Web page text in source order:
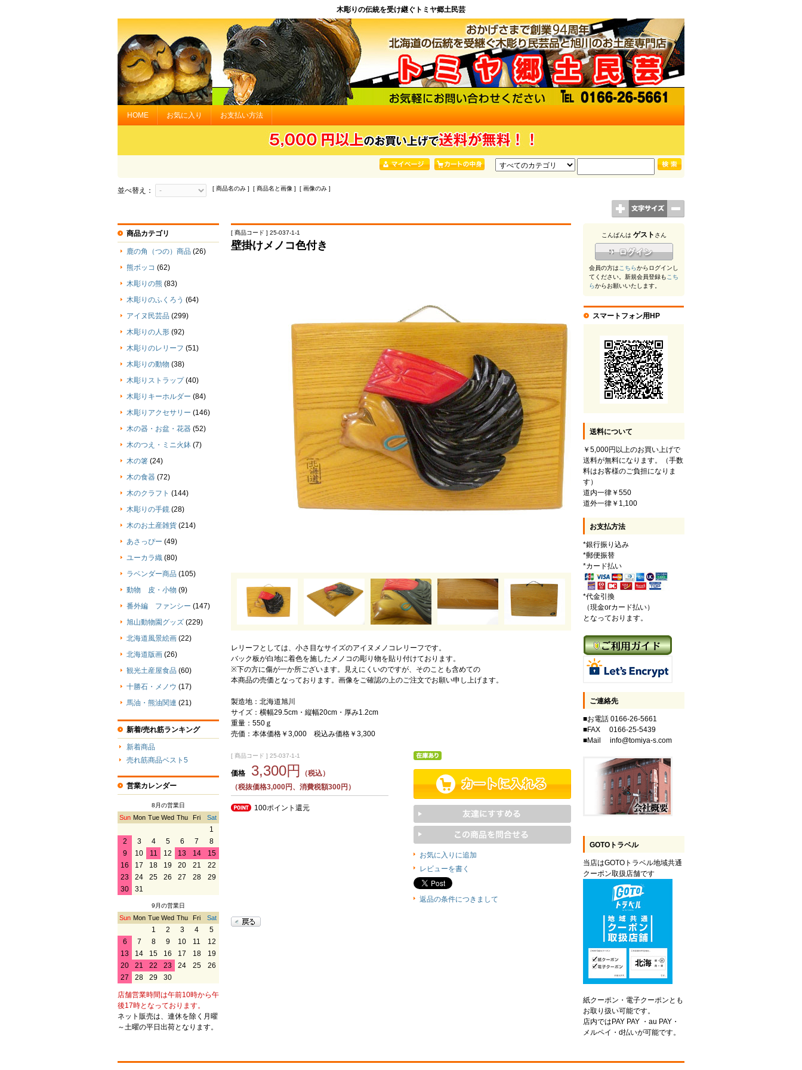
木彫りの伝統を受け継ぐトミヤ郷土民芸
HOME お気に入り お支払い方法
並べ替え： [ 商品名のみ ] [ 商品名と画像 ] [ 画像のみ ]
[ 商品コード ] 25-037-1-1
壁掛けメノコ色付き
レリーフとしては、小さ目なサイズのアイヌメノコレリーフです。
バック板が白地に着色を施したメノコの彫り物を貼り付けております。
※下の方に傷が一か所ございます。見えにくいのですが、そのことも含めての
本商品の売価となっております。画像をご確認の上のご注文でお願い申し上げます。
製造地：北海道旭川
サイズ：横幅29.5cm・縦幅20cm・厚み1.2cm
重量：550ｇ
売価：本体価格￥3,000 税込み価格￥3,300
[ 商品コード ] 25-037-1-1
価格 3,300円
（税込）
（税抜価格3,000円、消費税額300円）
100ポイント還元
お気に入りに追加
レビューを書く
返品の条件につきまして
商品カテゴリ
鹿の角（つの）商品 (26)
熊ボッコ (62)
木彫りの熊 (83)
木彫りのふくろう (64)
アイヌ民芸品 (299)
木彫りの人形 (92)
木彫りのレリーフ (51)
木彫りの動物 (38)
木彫りストラップ (40)
木彫りキーホルダー (84)
木彫りアクセサリー (146)
木の器・お盆・花器 (52)
木のつえ・ミニ火鉢 (7)
木の箸 (24)
木の食器 (72)
木のクラフト (144)
木彫りの手鏡 (28)
木のお土産雑貨 (214)
あさっぴー (49)
ユーカラ織 (80)
ラベンダー商品 (105)
動物 皮・小物 (9)
番外編 ファンシー (147)
旭山動物園グッズ (229)
北海道風景絵画 (22)
北海道版画 (26)
観光土産屋食品 (60)
十勝石・メノウ (17)
馬油・熊油関連 (21)
新着/売れ筋ランキング
新着商品
売れ筋商品ベスト5
営業カレンダー
8月の営業日
Sun Mon Tue Wed Thu Fri Sat
1
2
3 4 5 6 7
8
9
10 11 12 13 14
15
16
17 18 19 20 21
22
23
24 25 26 27 28
29
30
31
9月の営業日
Sun Mon Tue Wed Thu Fri Sat
1 2 3 4
5
6
7 8 9 10 11
12
13
14 15 16 17 18
19
20
21 22 23 24 25
26
27
28 29 30
店舗営業時間は午前10時から午
後17時となっております。
ネット販売は、連休を除く月曜
～土曜の平日出荷となります。
こんばんは ゲスト さん
会員の方はこちらからログインし
てください。新規会員登録もこち
らからお願いいたします。
スマートフォン用HP
送料について
￥5,000円以上のお買い上げで
送料が無料になります。（手数
料はお客様のご負担になりま
す）
道内一律￥550
道外一律￥1,100
お支払方法
*銀行振り込み
*郵便振替
*カード払い
*代金引換
（現金orカード払い）
となっております。
ご連絡先
■お電話 0166-26-5661
■FAX 0166-25-5439
■Mail info@tomiya-s.com
GOTOトラベル
当店はGOTOトラベル地域共通
クーポン取扱店舗です
紙クーポン・電子クーポンとも
お取り扱い可能です。
店内ではPAY PAY ・au PAY・
メルペイ・d払いが可能です。